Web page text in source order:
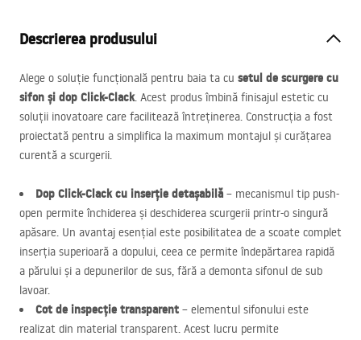
Descrierea produsului
Alege o soluție funcțională pentru baia ta cu setul de scurgere cu
sifon și dop Click-Clack. Acest produs îmbină finisajul estetic cu
soluții inovatoare care facilitează întreținerea. Construcția a fost
proiectată pentru a simplifica la maximum montajul și curățarea
curentă a scurgerii.
Dop Click-Clack cu inserție detașabilă – mecanismul tip push-
open permite închiderea și deschiderea scurgerii printr-o singură
apăsare. Un avantaj esențial este posibilitatea de a scoate complet
inserția superioară a dopului, ceea ce permite îndepărtarea rapidă
a părului și a depunerilor de sus, fără a demonta sifonul de sub
lavoar.
Cot de inspecție transparent – elementul sifonului este
realizat din material transparent. Acest lucru permite